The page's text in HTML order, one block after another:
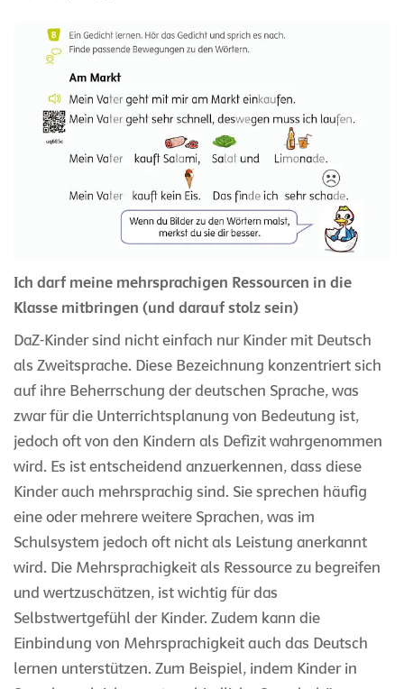
Ich darf meine mehrsprachigen Ressourcen in die
Klasse mitbringen (und darauf stolz sein)
DaZ-Kinder sind nicht einfach nur Kinder mit Deutsch
als Zweitsprache. Diese Bezeichnung konzentriert sich
auf ihre Beherrschung der deutschen Sprache, was
zwar für die Unterrichtsplanung von Bedeutung ist,
jedoch oft von den Kindern als Defizit wahrgenommen
wird. Es ist entscheidend anzuerkennen, dass diese
Kinder auch mehrsprachig sind. Sie sprechen häufig
eine oder mehrere weitere Sprachen, was im
Schulsystem jedoch oft nicht als Leistung anerkannt
wird. Die Mehrsprachigkeit als Ressource zu begreifen
und wertzuschätzen, ist wichtig für das
Selbstwertgefühl der Kinder. Zudem kann die
Einbindung von Mehrsprachigkeit auch das Deutsch
lernen unterstützen. Zum Beispiel, indem Kinder in